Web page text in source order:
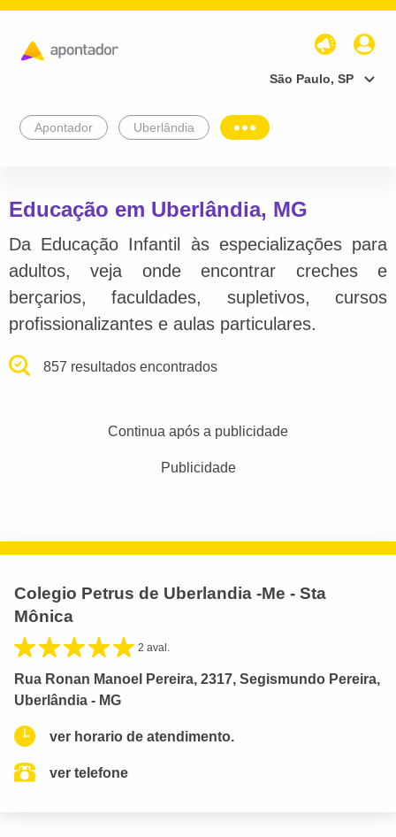
São Paulo, SP
Apontador Uberlândia
Educação em Uberlândia, MG
Da Educação Infantil às especializações para
adultos, veja onde encontrar creches e
berçarios, faculdades, supletivos, cursos
profissionalizantes e aulas particulares.
857 resultados encontrados
Continua após a publicidade
Publicidade
Colegio Petrus de Uberlandia -Me - Sta
Mônica
2 aval.
Rua Ronan Manoel Pereira, 2317, Segismundo Pereira,
Uberlândia - MG
ver horario de atendimento.
ver telefone